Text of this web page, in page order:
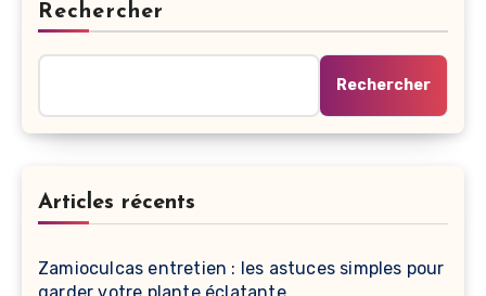
Rechercher
Rechercher
Articles récents
Zamioculcas entretien : les astuces simples pour